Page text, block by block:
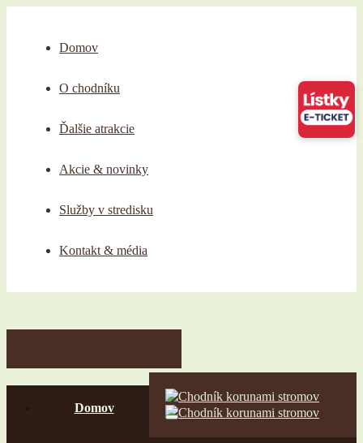
Domov
O chodníku
Ďalšie atrakcie
Akcie & novinky
Služby v stredisku
Kontakt & média
Domov